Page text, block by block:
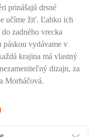
prinášajú drsné
učíme žiť. Ľahko ich
zadného vrecka
páskou vydávame v
krajina má vlastný
dizajn, za
Morháčová.